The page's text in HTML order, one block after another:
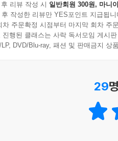
권의 소설로 셰익스피어의 라이벌
티어의 장편소설 《줄리엣》은
후 5년 간 시에나에 실재했던
리뷰 작성 시 일반회원 300원, 마니
작성한 리뷰만 YES포인트 지급됩니
차 주문확정 시점부터 마지막 회차 주
진행된 클래스는 사락 독서모임 게시
DVD/Blu-ray, 패션 및 판매금지 상
29